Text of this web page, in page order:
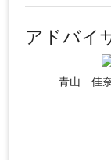
アドバイ
青山 佳奈